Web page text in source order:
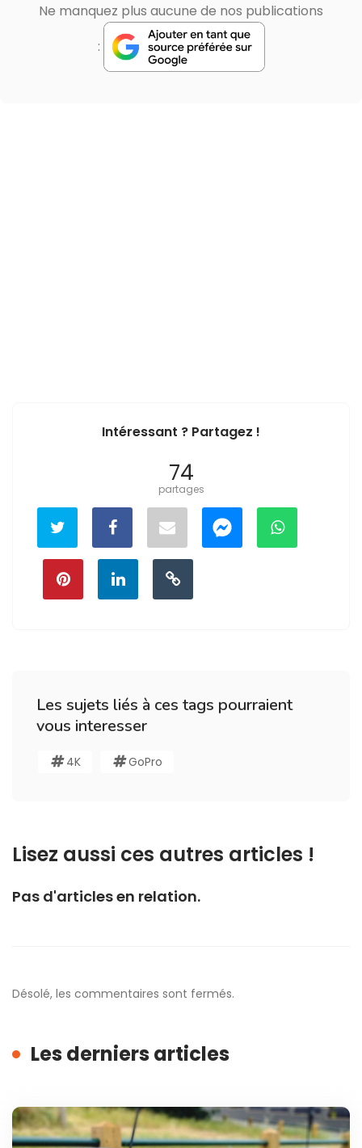
Ne manquez plus aucune de nos publications
:
Intéressant ? Partagez !
74
partages
Les sujets liés à ces tags pourraient
vous interesser
4K GoPro
Lisez aussi ces autres articles !
Pas d'articles en relation.
Désolé, les commentaires sont fermés.
Les derniers articles